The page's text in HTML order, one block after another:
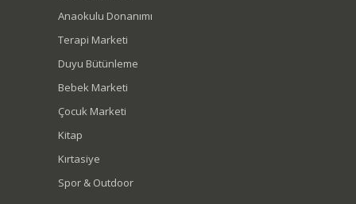
Anaokulu Donanımı
Terapi Marketi
Duyu Bütünleme
Bebek Marketi
Çocuk Marketi
Kitap
Kırtasiye
Spor & Outdoor